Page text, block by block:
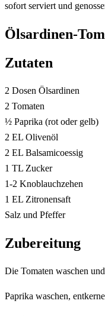
sofort serviert und
Ölsardinen-
Zutaten
2 Dosen Ölsardinen
2 Tomaten
½ Paprika (rot oder gelb)
2 EL Olivenöl
2 EL Balsamicoessig
1 TL Zucker
1-2 Knoblauchzehen
1 EL Zitronensaft
Salz und Pfeffer
Zubereitung
Die Tomaten waschen
Paprika waschen,